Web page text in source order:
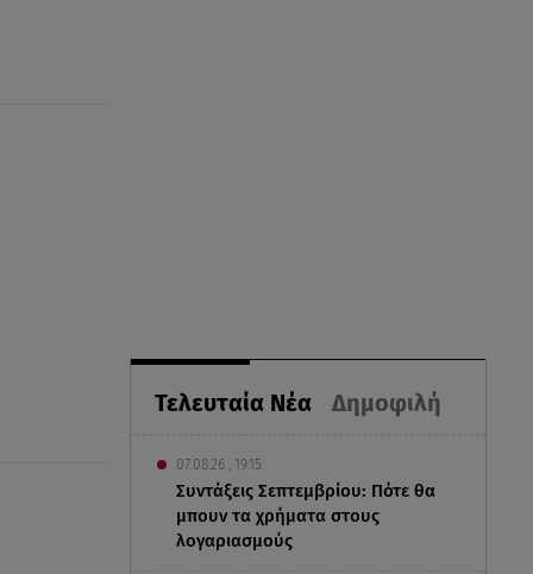
Τελευταία Νέα Δημοφιλή
07.08.26 , 19:15
Συντάξεις Σεπτεμβρίου: Πότε θα
μπουν τα χρήματα στους
λογαριασμούς